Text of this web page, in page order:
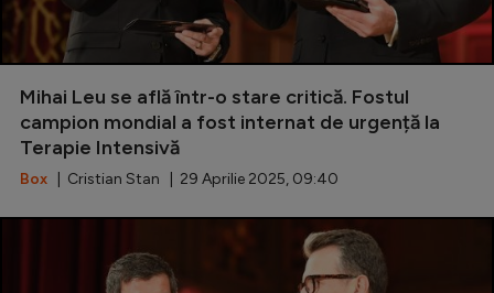
Mihai Leu se află într-o stare critică. Fostul
campion mondial a fost internat de urgență la
Terapie Intensivă
Box | Cristian Stan | 29 Aprilie 2025, 09:40